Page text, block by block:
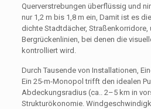
Querverstrebungen überflüssig und
nur 1,2 m bis 1,8 m ein, Damit ist es
dichte Stadtdächer, Straßenkorridore,
Bergrückenlinien, bei denen die
kontrolliert wird.
Durch Tausende von Installationen,
Ein 25-m-Monopol trifft den idealen
Abdeckungsradius (ca.. 2–5 km in
Strukturökonomie.